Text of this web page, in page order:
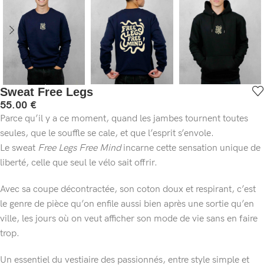
Sweat Free Legs
55.00 €
Parce qu’il y a ce moment, quand les jambes tournent toutes
seules, que le souffle se cale, et que l’esprit s’envole.
Le sweat Free Legs Free Mindincarne cette sensation unique de
liberté, celle que seul le vélo sait offrir.
Avec sa coupe décontractée, son coton doux et respirant, c’est
le genre de pièce qu’on enfile aussi bien après une sortie qu’en
ville, les jours où on veut afficher son mode de vie sans en faire
trop.
Un essentiel du vestiaire des passionnés, entre style simple et